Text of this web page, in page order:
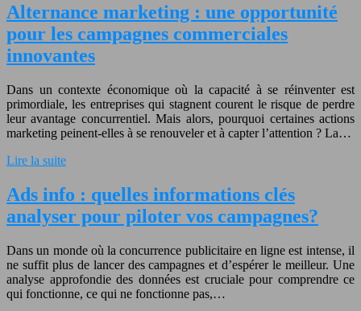
Alternance marketing : une opportunité
pour les campagnes commerciales
innovantes
Dans un contexte économique où la capacité à se réinventer est
primordiale, les entreprises qui stagnent courent le risque de perdre
leur avantage concurrentiel. Mais alors, pourquoi certaines actions
marketing peinent-elles à se renouveler et à capter l’attention ? La…
Lire la suite
Ads info : quelles informations clés
analyser pour piloter vos campagnes?
Dans un monde où la concurrence publicitaire en ligne est intense, il
ne suffit plus de lancer des campagnes et d’espérer le meilleur. Une
analyse approfondie des données est cruciale pour comprendre ce
qui fonctionne, ce qui ne fonctionne pas,…